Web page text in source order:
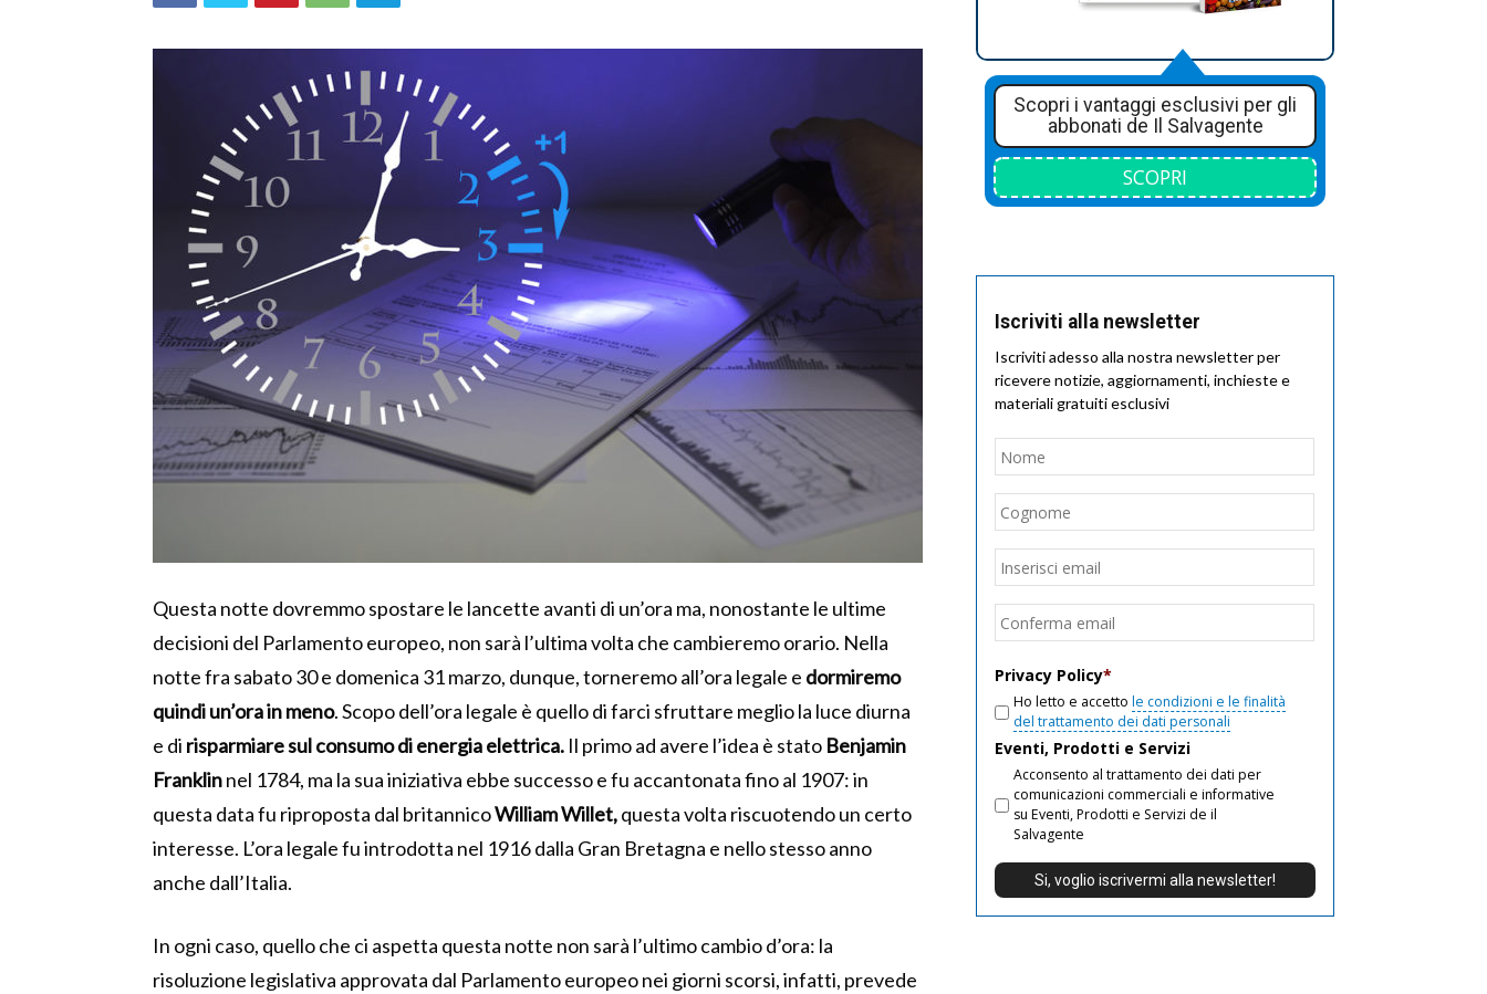
Questa notte dovremmo spostare le lancette avanti di un’ora ma, nonostante le ultime
decisioni del Parlamento europeo, non sarà l’ultima volta che cambieremo orario. Nella
notte fra sabato 30 e domenica 31 marzo, dunque, torneremo all’ora legale e dormiremo
quindi un’ora in meno. Scopo dell’ora legale è quello di farci sfruttare meglio la luce diurna
e di risparmiare sul consumo di energia elettrica. Il primo ad avere l’idea è stato Benjamin
Franklinnel 1784, ma la sua iniziativa ebbe successo e fu accantonata fino al 1907: in
questa data fu riproposta dal britannicoWilliam Willet,questa volta riscuotendo un certo
interesse. L’ora legale fu introdotta nel 1916 dalla Gran Bretagna e nello stesso anno
anche dall’Italia.
In ogni caso, quello che ci aspetta questa notte non sarà l’ultimo cambio d’ora: la
risoluzione legislativa approvata dal Parlamento europeo nei giorni scorsi, infatti, prevede
Scopri i vantaggi esclusivi per gli
abbonati de Il Salvagente
SCOPRI
Iscriviti alla newsletter
Iscriviti adesso alla nostra newsletter per
ricevere notizie, aggiornamenti, inchieste e
materiali gratuiti esclusivi
Nome
Email
Privacy Policy*
Ho letto e accetto le condizioni e le finalità
del trattamento dei dati personali
Eventi, Prodotti e Servizi
Acconsento al trattamento dei dati per
comunicazioni commerciali e informative
su Eventi, Prodotti e Servizi de il
Salvagente